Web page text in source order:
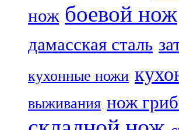
нож боевой нож
дамасская сталь
кухонные ножи
выживания нож